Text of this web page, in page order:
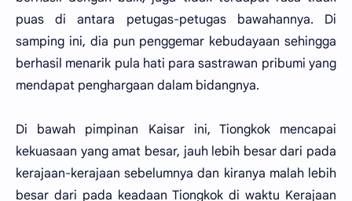
puas di antara petugas-petugas bawahannya. Di
samping ini, dia pun penggemar kebudayaan sehingga
berhasil menarik pula hati para sastrawan pribumi yang
mendapat penghargaan dalam bidangnya.
Di bawah pimpinan Kaisar ini, Tiongkok mencapai
kekuasaan yang amat besar, jauh lebih besar dari pada
kerajaan-kerajaan sebelumnya dan kiranya malah lebih
besar dari pada keadaan Tiongkok di waktu Kerajaan